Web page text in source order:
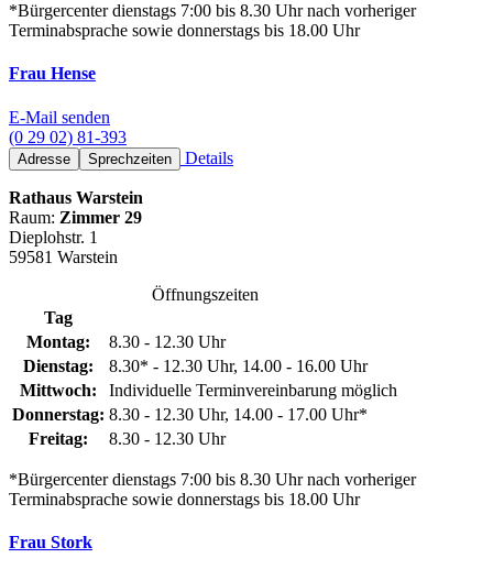
*Bürgercenter dienstags 7:00 bis 8.30 Uhr nach vorheriger
Terminabsprache sowie donnerstags bis 18.00 Uhr
Frau Hense
E-Mail senden
(0 29 02) 81-393
Adresse Sprechzeiten Details
Rathaus Warstein
Raum: Zimmer 29
Dieplohstr. 1
59581 Warstein
Öffnungszeiten
Tag
Montag:
8.30 - 12.30 Uhr
Dienstag:
8.30* - 12.30 Uhr, 14.00 - 16.00 Uhr
Mittwoch:
Individuelle Terminvereinbarung möglich
Donnerstag: 8.30 - 12.30 Uhr, 14.00 - 17.00 Uhr*
Freitag:
8.30 - 12.30 Uhr
*Bürgercenter dienstags 7:00 bis 8.30 Uhr nach vorheriger
Terminabsprache sowie donnerstags bis 18.00 Uhr
Frau Stork